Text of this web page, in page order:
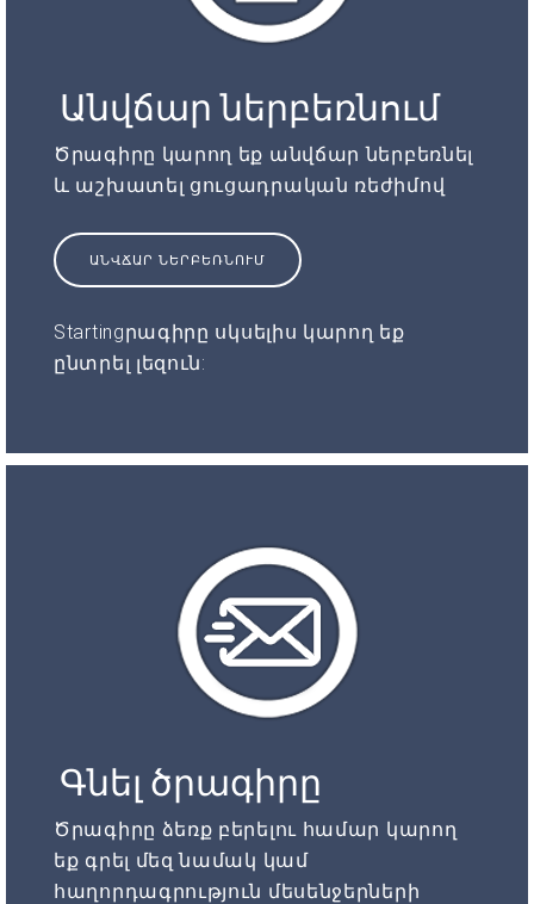
Անվճար ներբեռնում
Ծրագիրը կարող եք անվճար ներբեռնել
և աշխատել ցուցադրական ռեժիմով
ԱՆՎՃԱՐ ՆԵՐԲԵՌՆՈՒՄ
Startingրագիրը սկսելիս կարող եք
ընտրել լեզուն:
Գնել ծրագիրը
Ծրագիրը ձեռք բերելու համար կարող
եք գրել մեզ նամակ կամ
հաղորդագրություն մեսենջերների